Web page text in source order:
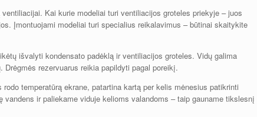
Kai kurie modeliai turi ventiliacijos groteles priekyje – juos
Įmontuojami modeliai turi specialius reikalavimus – būtinai skaitykite
išvalyti kondensato padėklą ir ventiliacijos groteles. Vidų galima
rezervuarus reikia papildyti pagal poreikį.
temperatūrą ekrane, patartina kartą per kelis mėnesius patikrinti
ir paliekame viduje kelioms valandoms – taip gauname tikslesnį